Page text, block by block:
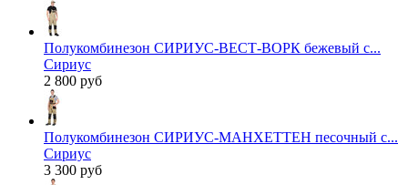
Полукомбинезон СИРИУС-ВЕСТ-ВОРК бежевый с...
Сириус
2 800 руб
Полукомбинезон СИРИУС-МАНХЕТТЕН песочный с...
Сириус
3 300 руб